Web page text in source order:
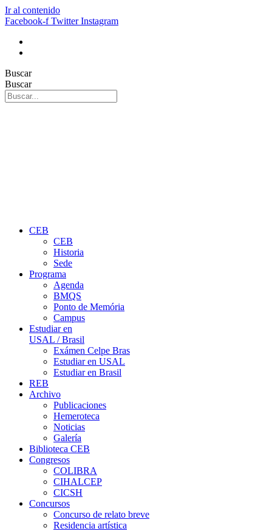
Ir al contenido
Facebook-f Twitter Instagram
Buscar
Buscar
CEB
CEB
Historia
Sede
Programa
Agenda
BMQS
Ponto de Memória
Campus
Estudiar en
USAL / Brasil
Exámen Celpe Bras
Estudiar en USAL
Estudiar en Brasil
REB
Archivo
Publicaciones
Hemeroteca
Noticias
Galería
Biblioteca CEB
Congresos
COLIBRA
CIHALCEP
CICSH
Concursos
Concurso de relato breve
Residencia artística